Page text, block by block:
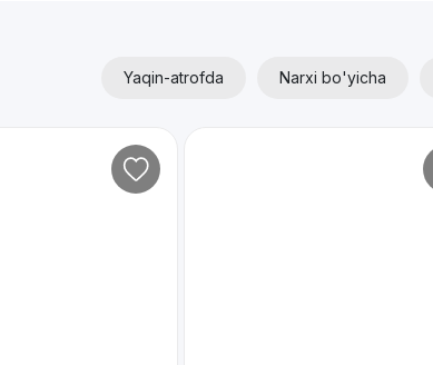
Yaqin-atrofda Narxi bo'yicha